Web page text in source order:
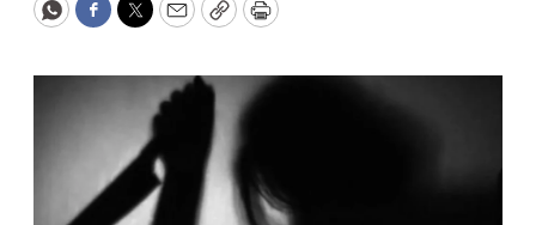
WhatsApp
Facebook
Twitter
EmailCopyPrint